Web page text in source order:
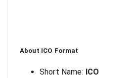
About ICO Format
Short Name: ICO